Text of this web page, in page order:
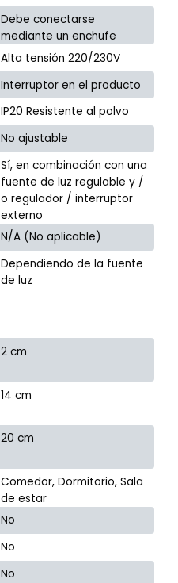
Debe conectarse
mediante un enchufe
Alta tensión 220/230V
Interruptor en el producto
IP20 Resistente al polvo
No ajustable
Sí, en combinación con una
fuente de luz regulable y /
o regulador / interruptor
externo
N/A (No aplicable)
Dependiendo de la fuente
de luz
2 cm
14 cm
20 cm
Comedor, Dormitorio, Sala
de estar
No
No
No